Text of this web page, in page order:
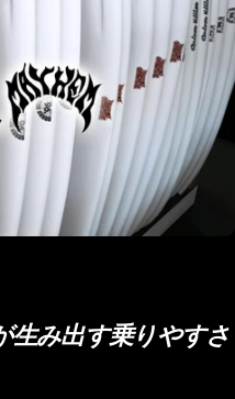
生み出す乗りやすさ